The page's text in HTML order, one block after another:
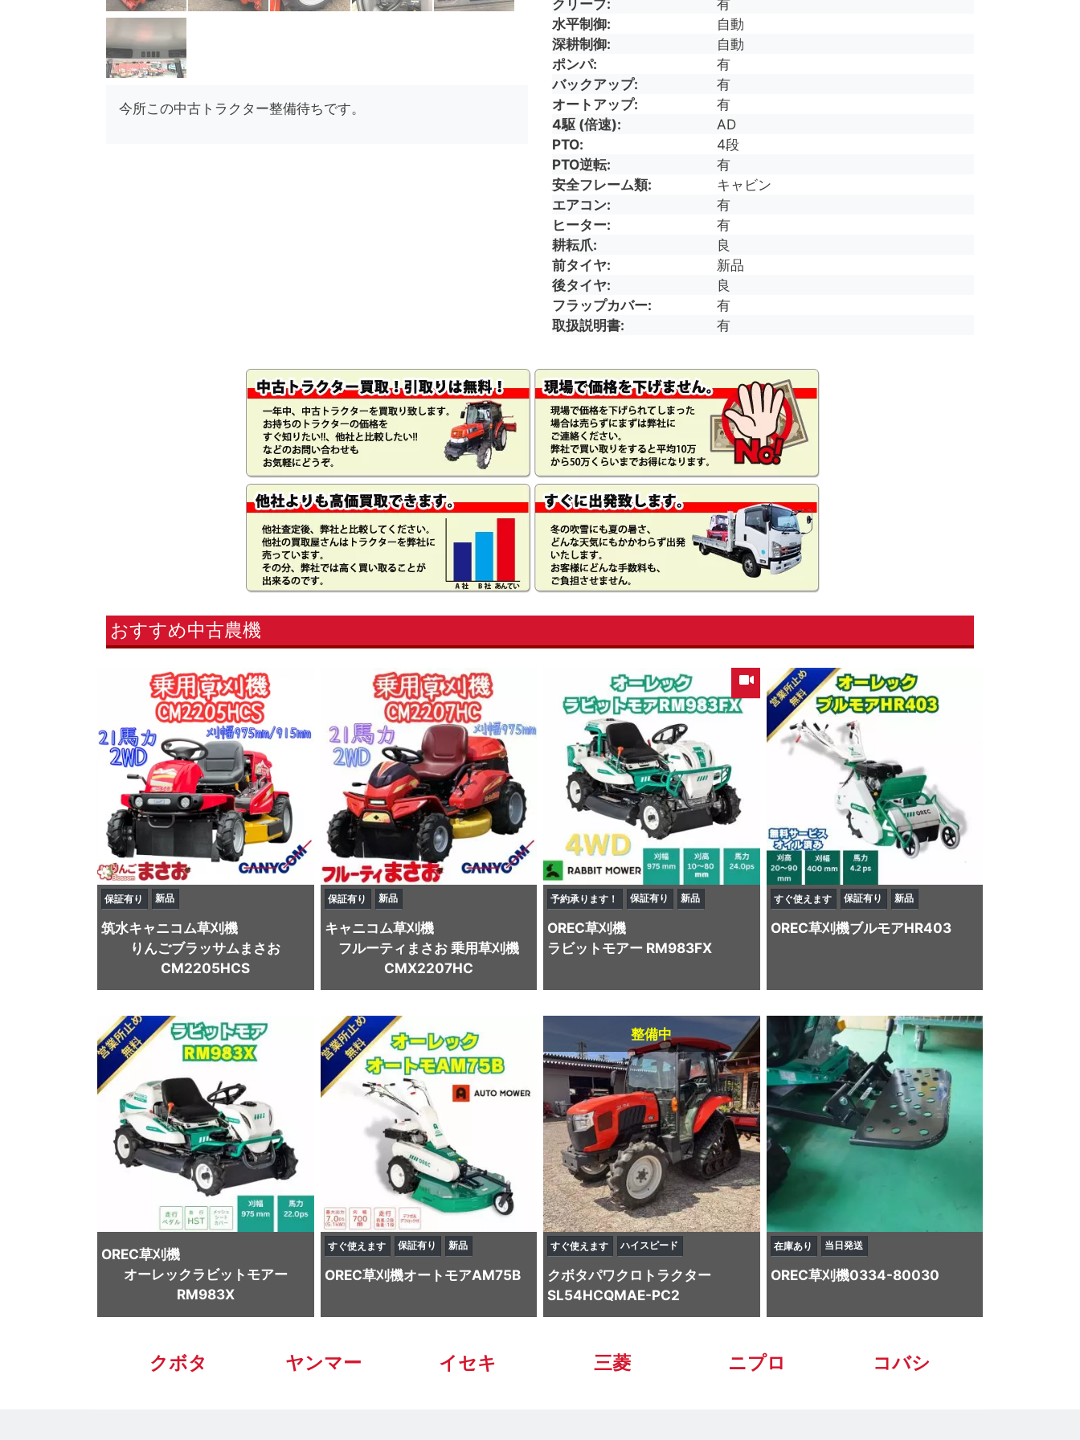
今所この中古トラクター整備待ちです。
クリープ
有
水平制御
自動
深耕制御
自動
ポンパ
有
バックアップ
有
オートアップ
有
4駆 (倍速)
AD
PTO
4段
PTO逆転
有
安全フレーム類
キャビン
エアコン
有
ヒーター
有
耕耘爪
良
前タイヤ
新品
後タイヤ
良
フラップカバー
有
取扱説明書
有
おすすめ中古農機
保証有り 新品
筑水キャニコム草刈機
りんごブラッサムまさお
CM2205HCS
保証有り 新品
キャニコム草刈機
フルーティまさお 乗用草刈機
CMX2207HC
予約承ります！ 保証有り 新品
OREC草刈機
ラビットモアー RM983FX
すぐ使えます 保証有り 新品
OREC草刈機ブルモアHR403
OREC草刈機
オーレックラビットモアー
RM983X
すぐ使えます 保証有り 新品
OREC草刈機オートモアAM75B
整備中
すぐ使えます ハイスピード
クボタパワクロトラクター
SL54HCQMAE-PC2
在庫あり 当日発送
OREC草刈機0334-80030
クボタ ヤンマー イセキ 三菱 ニプロ コバシ